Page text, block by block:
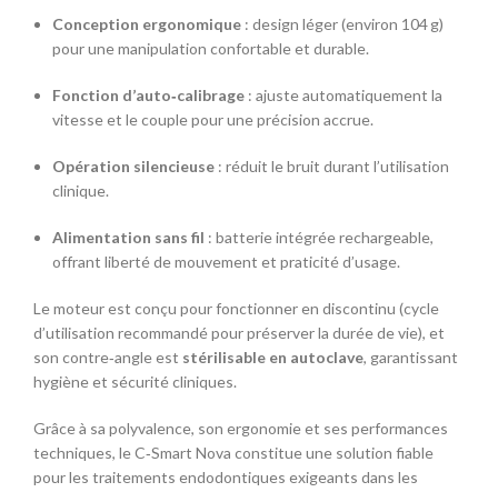
Conception ergonomique : design léger (environ 104 g)
pour une manipulation confortable et durable.
Fonction d’auto‑calibrage : ajuste automatiquement la
vitesse et le couple pour une précision accrue.
Opération silencieuse : réduit le bruit durant l’utilisation
clinique.
Alimentation sans fil : batterie intégrée rechargeable,
offrant liberté de mouvement et praticité d’usage.
Le moteur est conçu pour fonctionner en discontinu (cycle
d’utilisation recommandé pour préserver la durée de vie), et
son contre‑angle est stérilisable en autoclave, garantissant
hygiène et sécurité cliniques.
Grâce à sa polyvalence, son ergonomie et ses performances
techniques, le C‑Smart Nova constitue une solution fiable
pour les traitements endodontiques exigeants dans les